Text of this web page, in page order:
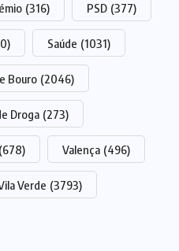
(316) PSD (377)
Saúde (1031)
Bouro (2046)
Droga (273)
(678) Valença (496)
Verde (3793)